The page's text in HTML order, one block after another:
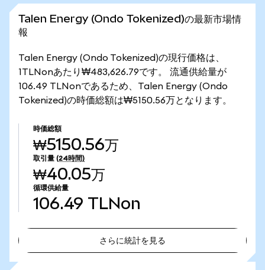
Talen Energy (Ondo Tokenized)の最新市場情
報
Talen Energy (Ondo Tokenized)の現行価格は、
1TLNonあたり₩483,626.79です。 流通供給量が
106.49 TLNonであるため、Talen Energy (Ondo
Tokenized)の時価総額は₩5150.56万となります。
時価総額
₩5150.56万
取引量 (24時間)
₩40.05万
循環供給量
106.49 TLNon
さらに統計を見る